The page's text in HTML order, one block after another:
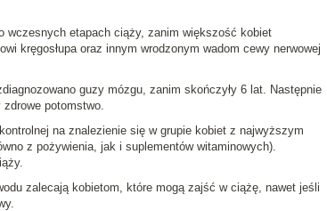
wczesnych etapach ciąży, zanim większość kobiet
kręgosłupa oraz innym wrodzonym wadom cewy nerwowej
guzy mózgu, zanim skończyły 6 lat. Następnie
potomstwo.
na znalezienie się w grupie kobiet z najwyższym
z pożywienia, jak i suplementów witaminowych).
zalecają kobietom, które mogą zajść w ciążę, nawet jeśli